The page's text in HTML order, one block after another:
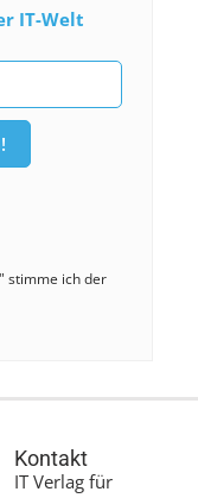
IT-Welt
stimme ich der
Kontakt
IT Verlag für